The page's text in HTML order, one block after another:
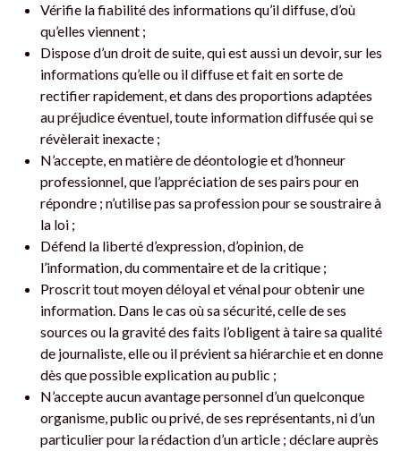
Vérifie la fiabilité des informations qu’il diffuse, d’où
qu’elles viennent ;
Dispose d’un droit de suite, qui est aussi un devoir, sur les
informations qu’elle ou il diffuse et fait en sorte de
rectifier rapidement, et dans des proportions adaptées
au préjudice éventuel, toute information diffusée qui se
révèlerait inexacte ;
N’accepte, en matière de déontologie et d’honneur
professionnel, que l’appréciation de ses pairs pour en
répondre ; n’utilise pas sa profession pour se soustraire à
la loi ;
Défend la liberté d’expression, d’opinion, de
l’information, du commentaire et de la critique ;
Proscrit tout moyen déloyal et vénal pour obtenir une
information. Dans le cas où sa sécurité, celle de ses
sources ou la gravité des faits l’obligent à taire sa qualité
de journaliste, elle ou il prévient sa hiérarchie et en donne
dès que possible explication au public ;
N’accepte aucun avantage personnel d’un quelconque
organisme, public ou privé, de ses représentants, ni d’un
particulier pour la rédaction d’un article ; déclare auprès